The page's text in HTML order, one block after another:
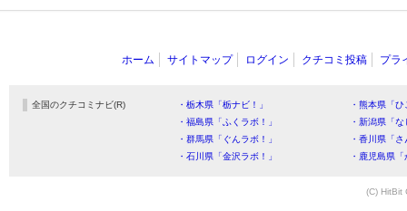
ホーム サイトマップ ログイン クチコミ投稿 プラ
全国のクチコミナビ(R) ・栃木県「栃ナビ！」
・熊本県「
・福島県「ふくラボ！」
・新潟県「
・群馬県「ぐんラボ！」
・香川県「
・石川県「金沢ラボ！」
・鹿児島県
(C) HitBit